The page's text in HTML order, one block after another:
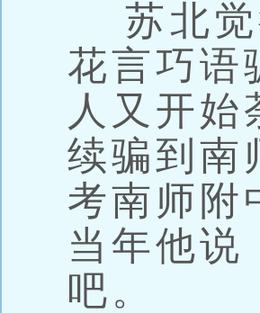
苏北觉
花言巧语
人又开
续骗到南
考南师附
当年他说
吧。